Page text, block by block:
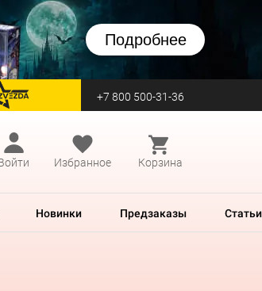
Подробнее
перейти на Zvezda +7 800 500-31-36
Избранное Корзина
Новинки Предзаказы Статьи